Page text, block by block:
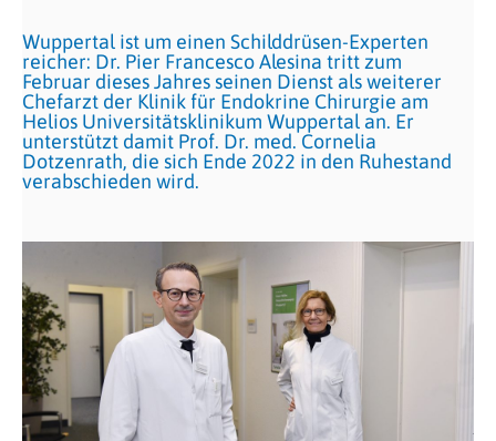
Wuppertal ist um einen Schilddrüsen-Experten
reicher: Dr. Pier Francesco Alesina tritt zum
Februar dieses Jahres seinen Dienst als weiterer
Chefarzt der Klinik für Endokrine Chirurgie am
Helios Universitätsklinikum Wuppertal an. Er
unterstützt damit Prof. Dr. med. Cornelia
Dotzenrath, die sich Ende 2022 in den Ruhestand
verabschieden wird.